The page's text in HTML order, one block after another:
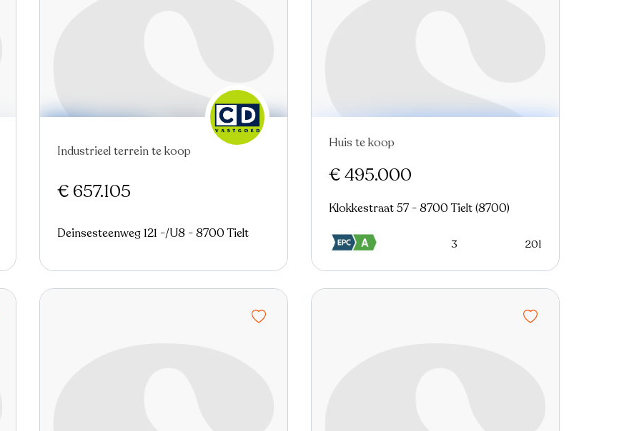
Nieuw
Industrieel terrein te koop
€ 657.105
Deinsesteenweg 121 -/U8 - 8700 Tielt
Nieuw
Huis te koop
€ 495.000
Klokkestraat 57 - 8700 Tielt (8700)
3 201